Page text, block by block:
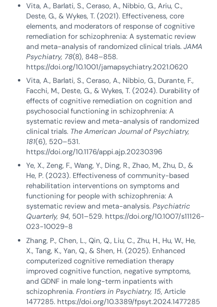
Vita, A., Barlati, S., Ceraso, A., Nibbio, G., Ariu, C.,
Deste, G., & Wykes, T. (2021). Effectiveness, core
elements, and moderators of response of cognitive
remediation for schizophrenia: A systematic review
and meta-analysis of randomized clinical trials.JAMA
Psychiatry, 78(8), 848–858.
https://doi.org/10.1001/jamapsychiatry.2021.0620
Vita, A., Barlati, S., Ceraso, A., Nibbio, G., Durante, F.,
Facchi, M., Deste, G., & Wykes, T. (2024). Durability of
effects of cognitive remediation on cognition and
psychosocial functioning in schizophrenia: A
systematic review and meta-analysis of randomized
clinical trials. The American Journal of Psychiatry,
181(6), 520–531.
https://doi.org/10.1176/appi.ajp.20230396
Ye, X., Zeng, F., Wang, Y., Ding, R., Zhao, M., Zhu, D., &
He, P. (2023). Effectiveness of community-based
rehabilitation interventions on symptoms and
functioning for people with schizophrenia: A
systematic review and meta-analysis.Psychiatric
Quarterly, 94, 501–529. https://doi.org/10.1007/s11126-
023-10029-8
Zhang, P., Chen, L., Qin, Q., Liu, C., Zhu, H., Hu, W., He,
X., Tang, K., Yan, Q., & Shen, H. (2025). Enhanced
computerized cognitive remediation therapy
improved cognitive function, negative symptoms,
and GDNF in male long-term inpatients with
schizophrenia.Frontiers in Psychiatry, 15, Article
1477285. https://doi.org/10.3389/fpsyt.2024.1477285